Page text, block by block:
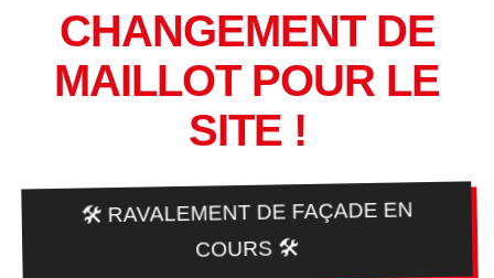
CHANGEMENT DE
MAILLOT POUR LE
SITE !
🛠️ RAVALEMENT DE FAÇADE EN
COURS 🛠️